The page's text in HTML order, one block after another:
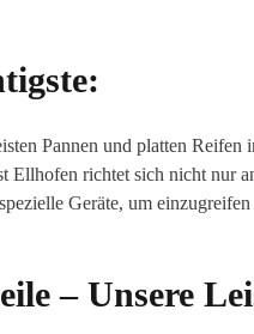
Pannen und platten
Ellhofen richtet sich nicht nur
Geräte, um
– Unsere